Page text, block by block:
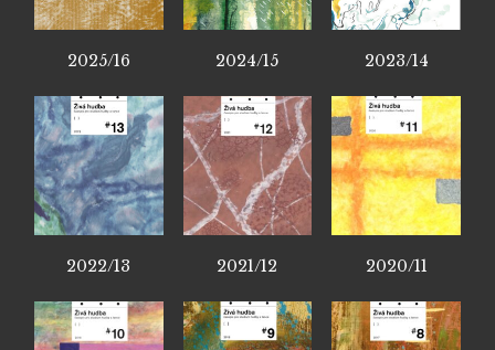
2025/16 2024/15 2023/14
2022/13 2021/12 2020/11